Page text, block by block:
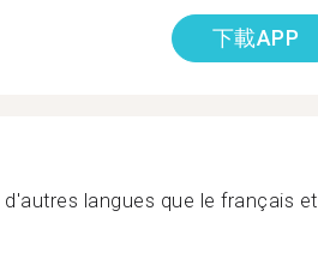
下載APP
langues que le français et